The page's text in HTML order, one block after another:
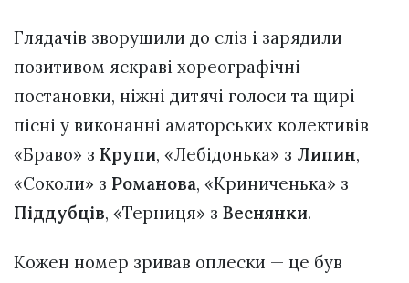
Глядачів зворушили до сліз і зарядили
позитивом яскраві хореографічні
постановки, ніжні дитячі голоси та щирі
пісні у виконанні аматорських колективів
«Браво» з Крупи, «Лебідонька» з Липин,
«Соколи» з Романова, «Криниченька» з
Піддубців, «Терниця» з Веснянки.
Кожен номер зривав оплески — це був